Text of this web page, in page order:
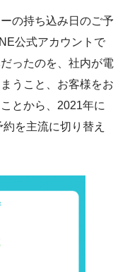
の持ち込み日のご予
公式アカウントで
ったのを、社内が電
うこと、お客様をお
とから、2021年に
を主流に切り替え